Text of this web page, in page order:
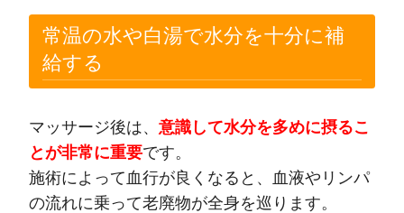
常温の水や白湯で水分を十分に補
給する
マッサージ後は、 意識して水分を多めに摂るこ
とが非常に重要です。
施術によって血行が良くなると、血液やリンパ
の流れに乗って老廃物が全身を巡ります。